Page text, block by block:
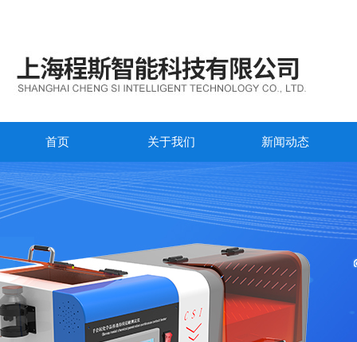
首页 关于我们 新闻动态